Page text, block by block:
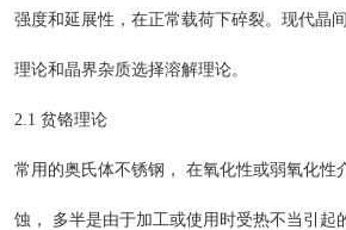
强度和延展性，在正常载荷下碎裂。现代晶
理论和晶界杂质选择溶解理论。
2.1 贫铬理论
常用的奥氏体不锈钢， 在氧化性或弱氧化性
蚀， 多半是由于加工或使用时受热不当引起